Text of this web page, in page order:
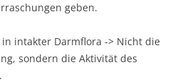
geben.
intakter Darmflora -> Nicht die
sondern die Aktivität des